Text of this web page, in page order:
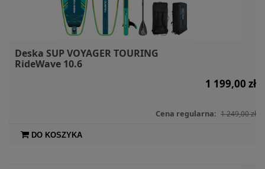
Deska SUP VOYAGER TOURING
RideWave 10.6
1 199,00 zł
Cena regularna: 1 249,00 zł
DO KOSZYKA